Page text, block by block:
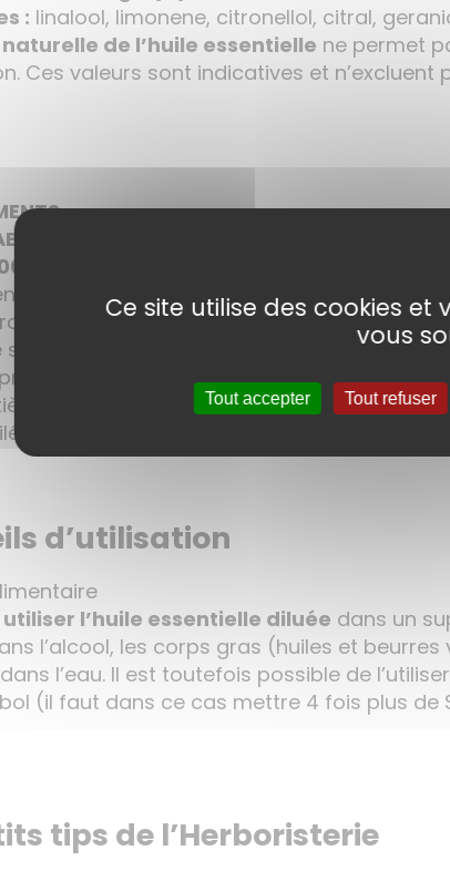
: linalool, limonene, citronellol, citral,
naturelle de l’huile essentielle ne permet
Ces valeurs sont indicatives et
France
naturel
Botaniquement et Biochimiquement
en qualité cosmétique et
les animaux
conformes au respect de
issue de la pétrochimie
les petits producteurs, artisans ainsi
d’utilisation
l’huile essentielle diluée dans un
l’alcool, les corps gras (huiles et
l’eau. Il est toutefois possible de
(il faut dans ce cas mettre 4 fois plus de
tips de l’Herboristerie
Ce site utilise des cookies
vous
Tout accepter Tout refuser